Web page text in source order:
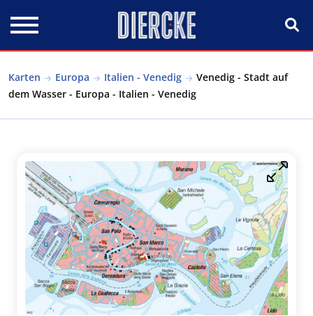
Karten Europa Italien - Venedig
Venedig - Stadt auf
dem Wasser - Europa - Italien - Venedig